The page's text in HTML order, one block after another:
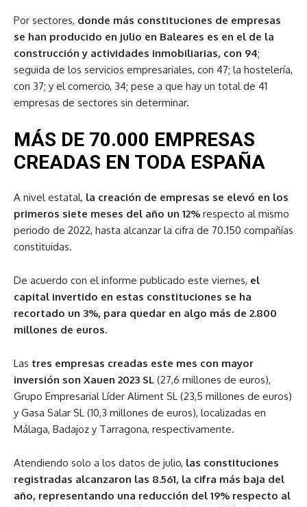
Por sectores, donde más constituciones de empresas
se han producido en julio en Baleares es en el de la
construcción y actividades inmobiliarias, con 94;
seguida de los servicios empresariales, con 47; la hostelería,
con 37; y el comercio, 34; pese a que hay un total de 41
empresas de sectores sin determinar.
MÁS DE 70.000 EMPRESAS
CREADAS EN TODA ESPAÑA
A nivel estatal, la creación de empresas se elevó en los
primeros siete meses del año un 12% respecto al mismo
periodo de 2022, hasta alcanzar la cifra de 70.150 compañías
constituidas.
De acuerdo con el informe publicado este viernes, el
capital invertido en estas constituciones se ha
recortado un 3%, para quedar en algo más de 2.800
millones de euros.
Las tres empresas creadas este mes con mayor
inversión son Xauen 2023 SL (27,6 millones de euros),
Grupo Empresarial Líder Aliment SL (23,5 millones de euros)
y Gasa Salar SL (10,3 millones de euros), localizadas en
Málaga, Badajoz y Tarragona, respectivamente.
Atendiendo solo a los datos de julio, las constituciones
registradas alcanzaron las 8.561, la cifra más baja del
año, representando una reducción del 19% respecto al